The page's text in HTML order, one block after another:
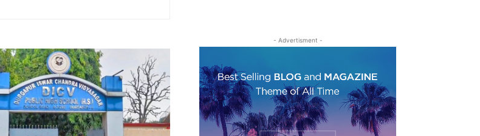
- Advertisment -